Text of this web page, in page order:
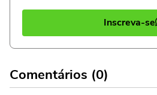
Inscreva-se
Comentários (0)